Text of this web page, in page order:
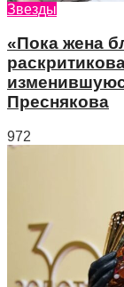
Звезды
«Пока жена
Преснякова
972